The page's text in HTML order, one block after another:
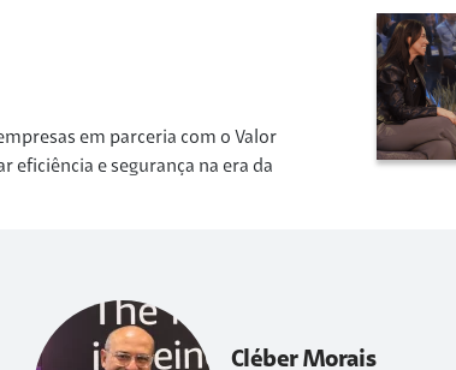
em parceria com o Valor
eficiência e segurança na era da
Cléber Morais